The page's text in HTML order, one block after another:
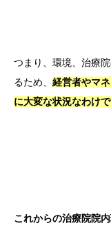
つまり、環境、治療
るため、 経営者やマ
に大変な状況なわけで
これからの治療院院